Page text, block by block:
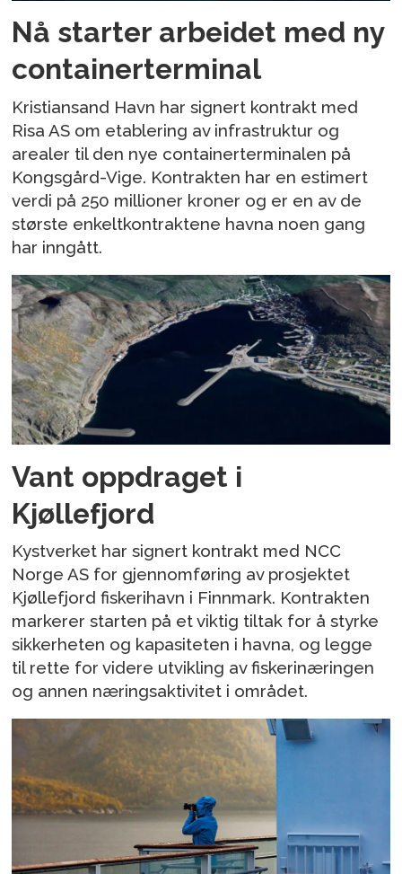
Nå starter arbeidet med ny
containerterminal
Kristiansand Havn har signert kontrakt med
Risa AS om etablering av infrastruktur og
arealer til den nye containerterminalen på
Kongsgård-Vige. Kontrakten har en estimert
verdi på 250 millioner kroner og er en av de
største enkeltkontraktene havna noen gang
har inngått.
Vant oppdraget i
Kjøllefjord
Kystverket har signert kontrakt med NCC
Norge AS for gjennomføring av prosjektet
Kjøllefjord fiskerihavn i Finnmark. Kontrakten
markerer starten på et viktig tiltak for å styrke
sikkerheten og kapasiteten i havna, og legge
til rette for videre utvikling av fiskerinæringen
og annen næringsaktivitet i området.